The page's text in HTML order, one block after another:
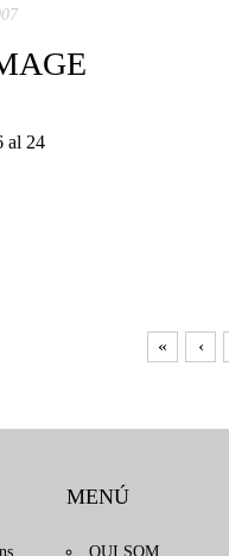
al 24
« ‹
MENÚ
QUI SOM